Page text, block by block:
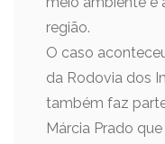
região.
O caso
da Rodovia dos
também faz
Márcia Prado